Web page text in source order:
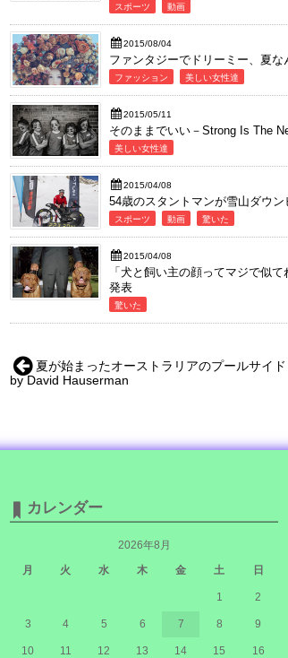
スポーツ 動画
2015/08/04
ファンタジーでドリーミー、夏な
ファッション 美しい女性達
2015/05/11
そのままでいい－Strong Is The
美しい女性達
2015/04/08
54歳のスタントマンが雪山ダウ
スポーツ 動画 驚いた
2015/04/08
「犬と飼い主の顔ってマジで似
発表
驚いた
夏が始まったオーストラリアのプールサイド
by David Hauserman
カレンダー
2026年8月
月
火 水 木 金 土 日
1 2
3 4 5 6 7 8 9
10 11 12 13 14 15 16